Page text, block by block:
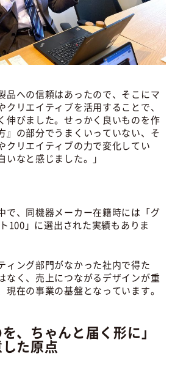
品への信頼はあったので、そこにマ
クリエイティブを活用することで、
伸びました。せっかく良いものを 作
』の部分でうまくいっていない、そ
クリエイティブの力で変化してい
いなと感じました。」
で、同機器メーカー在籍時には「グ
100」に選出された実績もありま
ィング部門がなかった社内で得た
なく、売上につながるデザインが重
現在の事業の基盤となっています。
を、ちゃんと届く形に」
た原点